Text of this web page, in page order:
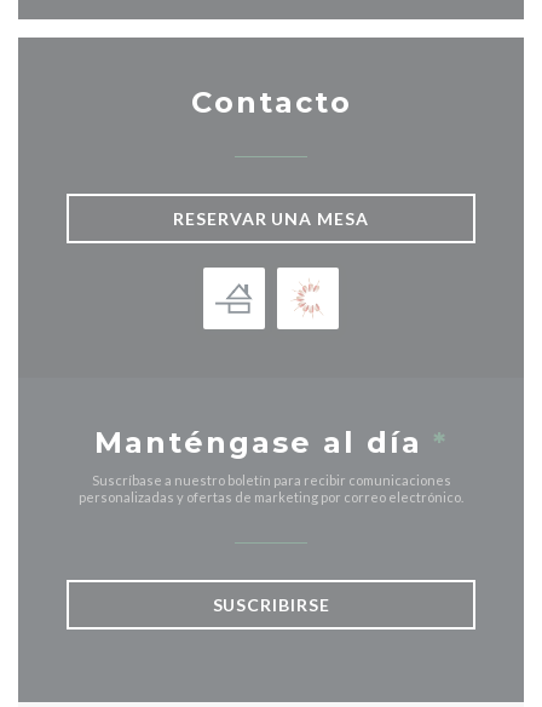
Contacto
RESERVAR UNA MESA
Manténgase al día *
Suscríbase a nuestro boletín para recibir comunicaciones
personalizadas y ofertas de marketing por correo electrónico.
SUSCRIBIRSE